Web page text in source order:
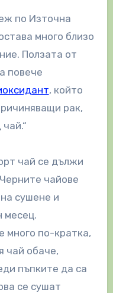
по Източна
много близо
Ползата от
повече
, който
рак,
чай се дължи
чайове
сушене и
месец.
е много по-кратка,
чай обаче,
пъпките да са
се сушат